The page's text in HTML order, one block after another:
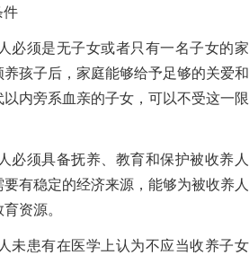
件
必须是无子女或者只有一名子女的家
孩子后，家庭能够给予足够的关爱和
内旁系血亲的子女，可以不受这一限
必须具备抚养、教育和保护被收养人
有稳定的经济来源，能够为被收养人
资源。
未患有在医学上认为不应当收养子女